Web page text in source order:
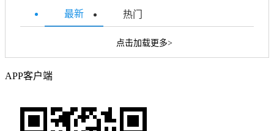
最新 热门
点击加载更多>
APP客户端